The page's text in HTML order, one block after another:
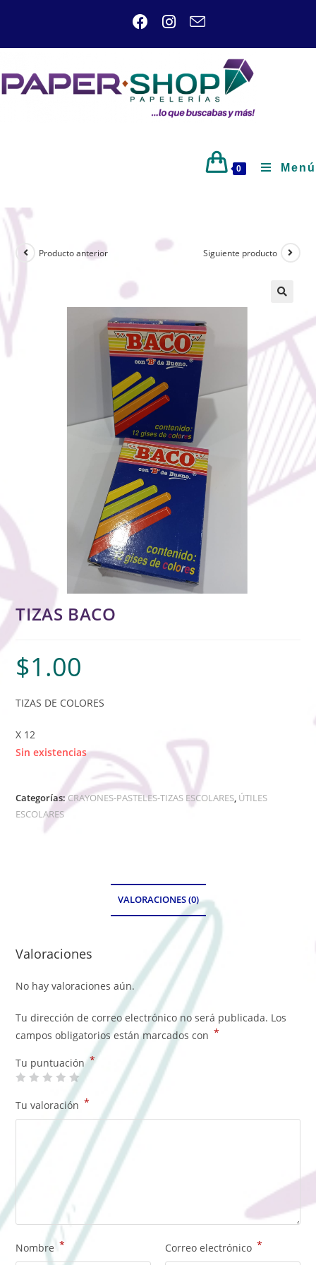
0 Menú
Producto anterior Siguiente producto
TIZAS BACO
$1.00
TIZAS DE COLORES
X 12
Sin existencias
Categorías:CRAYONES-PASTELES-TIZAS ESCOLARES, ÚTILES
ESCOLARES
VALORACIONES (0)
Valoraciones
No hay valoraciones aún.
Tu dirección de correo electrónico no será publicada. Los
campos obligatorios están marcados con *
Tu puntuación*
Tu valoración *
Nombre * Correo electrónico *